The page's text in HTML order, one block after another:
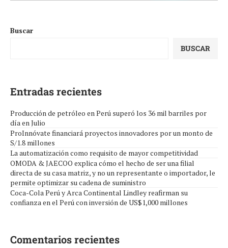
Buscar
BUSCAR
Entradas recientes
Producción de petróleo en Perú superó los 36 mil barriles por
día en Julio
ProInnóvate financiará proyectos innovadores por un monto de
S/1.8 millones
La automatización como requisito de mayor competitividad
OMODA & JAECOO explica cómo el hecho de ser una filial
directa de su casa matriz, y no un representante o importador, le
permite optimizar su cadena de suministro
Coca-Cola Perú y Arca Continental Lindley reafirman su
confianza en el Perú con inversión de US$1,000 millones
Comentarios recientes